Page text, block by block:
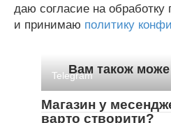
даю согласие на
и принимаю политику
Вам також може
Telegram
Магазин у
варто створити?